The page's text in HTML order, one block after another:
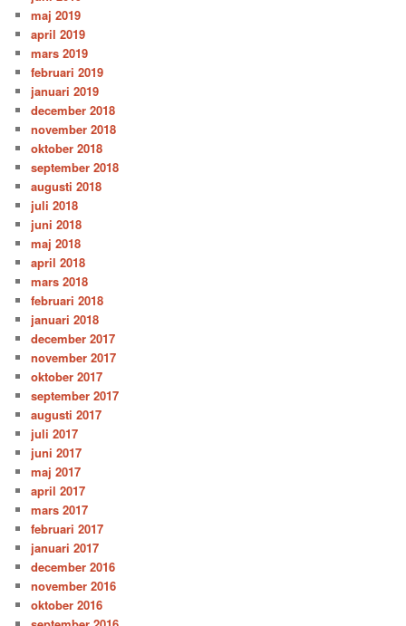
maj 2019
april 2019
mars 2019
februari 2019
januari 2019
december 2018
november 2018
oktober 2018
september 2018
augusti 2018
juli 2018
juni 2018
maj 2018
april 2018
mars 2018
februari 2018
januari 2018
december 2017
november 2017
oktober 2017
september 2017
augusti 2017
juli 2017
juni 2017
maj 2017
april 2017
mars 2017
februari 2017
januari 2017
december 2016
november 2016
oktober 2016